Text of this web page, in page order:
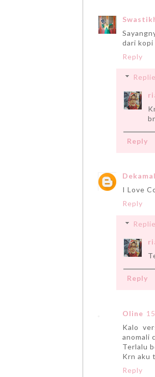
dari kopi
Reply
Reply
I Love
Reply
Reply
Oline
Kalo
anomali
Terlalu
Krn aku
Reply